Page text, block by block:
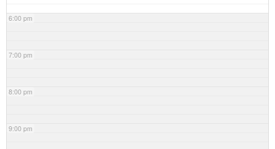
6:00 pm
7:00 pm
8:00 pm
9:00 pm